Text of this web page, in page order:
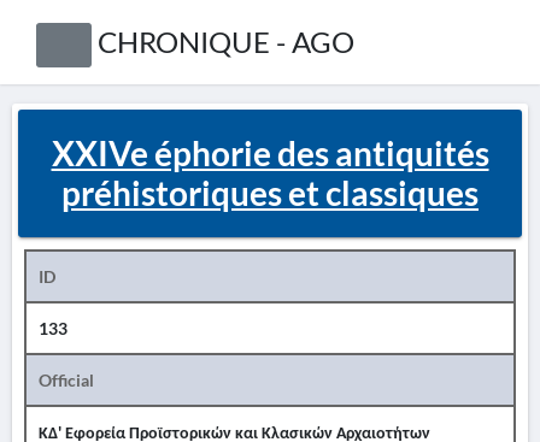
CHRONIQUE - AGO
XXIVe éphorie des antiquités
préhistoriques et classiques
ID
133
Official
ΚΔ' Εφορεία Προϊστορικών και Κλασικών Αρχαιοτήτων